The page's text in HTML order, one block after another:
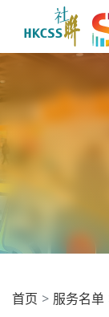
首页 服务名单